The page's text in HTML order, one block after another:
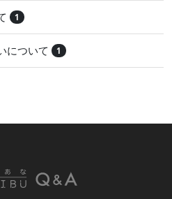
1
について 1